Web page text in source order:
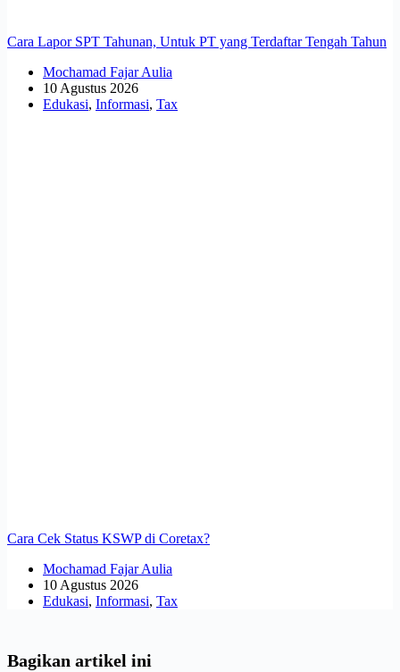
Cara Lapor SPT Tahunan, Untuk PT yang Terdaftar Tengah Tahun
Mochamad Fajar Aulia
10 Agustus 2026
Edukasi, Informasi, Tax
Cara Cek Status KSWP di Coretax?
Mochamad Fajar Aulia
10 Agustus 2026
Edukasi, Informasi, Tax
Bagikan artikel ini